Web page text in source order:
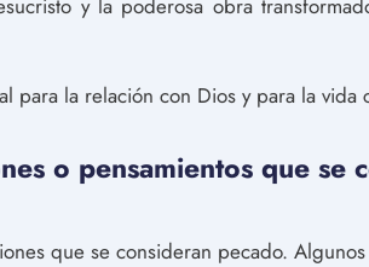
para la relación con Dios y para la vida
o pensamientos que se
que se consideran pecado.